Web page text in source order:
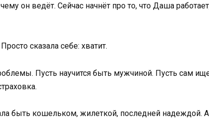
он ведёт. Сейчас начнёт про то, что Даша
сказала себе: хватит.
Пусть научится быть мужчиной. Пусть сам
быть кошельком, жилеткой, последней надеждой.